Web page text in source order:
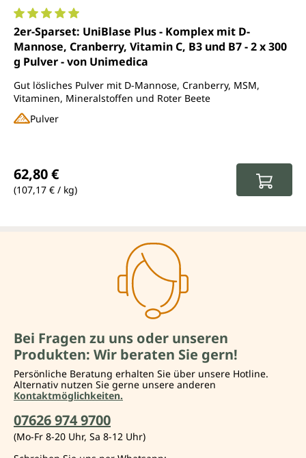
Durchschnittliche Bewertung von 5 von 5 Sternen
2er-Sparset: UniBlase Plus - Komplex mit D-
Mannose, Cranberry, Vitamin C, B3 und B7 - 2 x 300
g Pulver - von Unimedica
Gut lösliches Pulver mit D-Mannose, Cranberry, MSM,
Vitaminen, Mineralstoffen und Roter Beete
Pulver
62,80 €
(107,17 € / kg)
Bei Fragen zu uns oder unseren
Produkten: Wir beraten Sie gern!
Persönliche Beratung erhalten Sie über unsere Hotline.
Alternativ nutzen Sie gerne unsere anderen
Kontaktmöglichkeiten.
07626 974 9700
(Mo-Fr 8-20 Uhr, Sa 8-12 Uhr)